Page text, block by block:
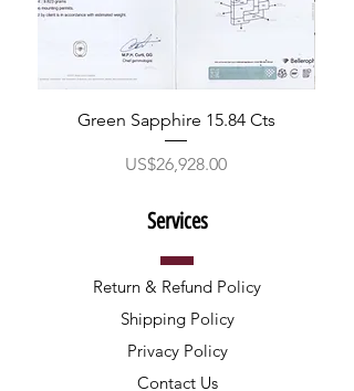
Green Sapphire 15.84 Cts
ราคา
US$26,928.00
Services
Return & Refund Policy
Shipping Policy
Privacy Policy
Contact Us